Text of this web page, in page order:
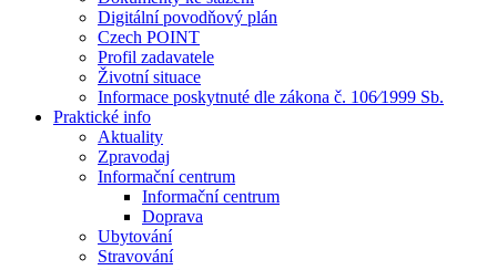
Digitální povodňový plán
Czech POINT
Profil zadavatele
Životní situace
Informace poskytnuté dle zákona č. 106⁄1999 Sb.
Praktické info
Aktuality
Zpravodaj
Informační centrum
Informační centrum
Doprava
Ubytování
Stravování